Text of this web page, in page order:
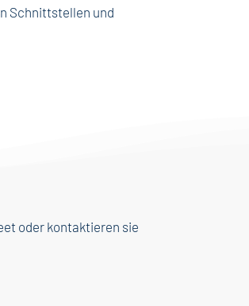
Schnittstellen und
oder kontaktieren sie